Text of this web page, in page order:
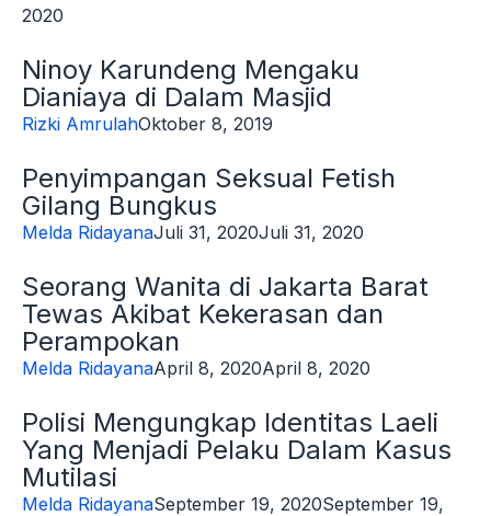
2020
Ninoy Karundeng Mengaku
Dianiaya di Dalam Masjid
Rizki AmrulahOktober 8, 2019
Penyimpangan Seksual Fetish
Gilang Bungkus
Melda RidayanaJuli 31, 2020Juli 31, 2020
Seorang Wanita di Jakarta Barat
Tewas Akibat Kekerasan dan
Perampokan
Melda RidayanaApril 8, 2020April 8, 2020
Polisi Mengungkap Identitas Laeli
Yang Menjadi Pelaku Dalam Kasus
Mutilasi
Melda RidayanaSeptember 19, 2020September 19,